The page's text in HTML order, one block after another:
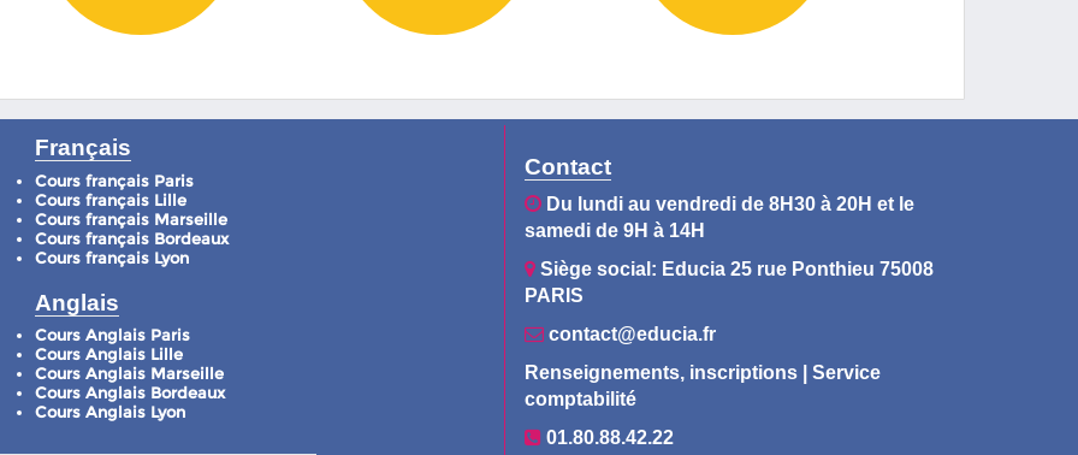
Français
Cours français Paris
Cours français Lille
Cours français Marseille
Cours français Bordeaux
Cours français Lyon
Anglais
Cours Anglais Paris
Cours Anglais Lille
Cours Anglais Marseille
Cours Anglais Bordeaux
Cours Anglais Lyon
Contact
Du lundi au vendredi de 8H30 à 20H et le
samedi de 9H à 14H
Siège social: Educia 25 rue Ponthieu 75008
PARIS
contact@educia.fr
Renseignements, inscriptions | Service
comptabilité
01.80.88.42.22